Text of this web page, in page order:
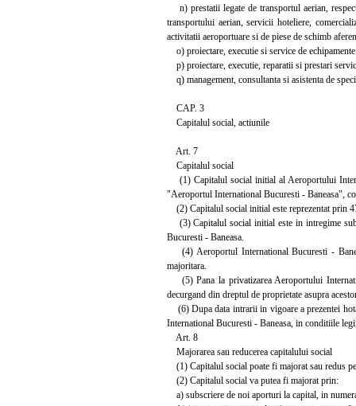
n) prestatii legate de transportul aerian,
transportului aerian, servicii hoteliere,
activitatii aeroportuare si de piese de schimb
o) proiectare, executie si service de
p) proiectare, executie, reparatii si prestari
q) management, consultanta si asistenta de
CAP. 3
Capitalul social, actiunile
Art. 7
Capitalul social
(1) Capitalul social initial al Aeroportului
"Aeroportul International Bucuresti - Baneasa",
(2) Capitalul social initial este reprezentat prin
(3) Capitalul social initial este in intregime
Bucuresti - Baneasa.
(4) Aeroportul International Bucuresti -
majoritara.
(5) Pana la privatizarea Aeroportului
decurgand din dreptul de proprietate asupra
(6) Dupa data intrarii in vigoare a prezentei
International Bucuresti - Baneasa, in conditiile
Art. 8
Majorarea sau reducerea capitalului social
(1) Capitalul social poate fi majorat sau redus
(2) Capitalul social va putea fi majorat prin:
a) subscriere de noi aporturi la capital, in